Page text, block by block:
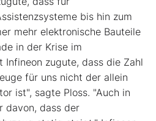
bis hin zum
mehr elektronische Bauteile
in der Krise im
Infineon zugute, dass die Zahl
für uns nicht der allein
ist", sagte Ploss. "Auch in
davon, dass der